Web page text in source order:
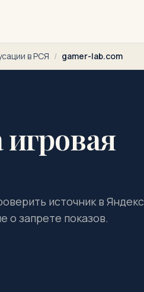
в РСЯ / gamer-lab.com
источник в Яндекс
о запрете показов.